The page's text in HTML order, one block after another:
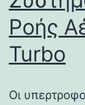
Ροής
Turbo
Οι